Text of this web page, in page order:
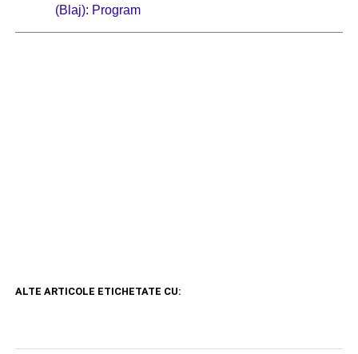
(Blaj): Program
ALTE ARTICOLE ETICHETATE CU: